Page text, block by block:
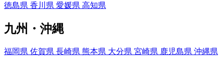
徳島県 香川県 愛媛県 高知県
九州・沖縄
福岡県 佐賀県 長崎県 熊本県 大分県 宮崎県 鹿児島県 沖縄県